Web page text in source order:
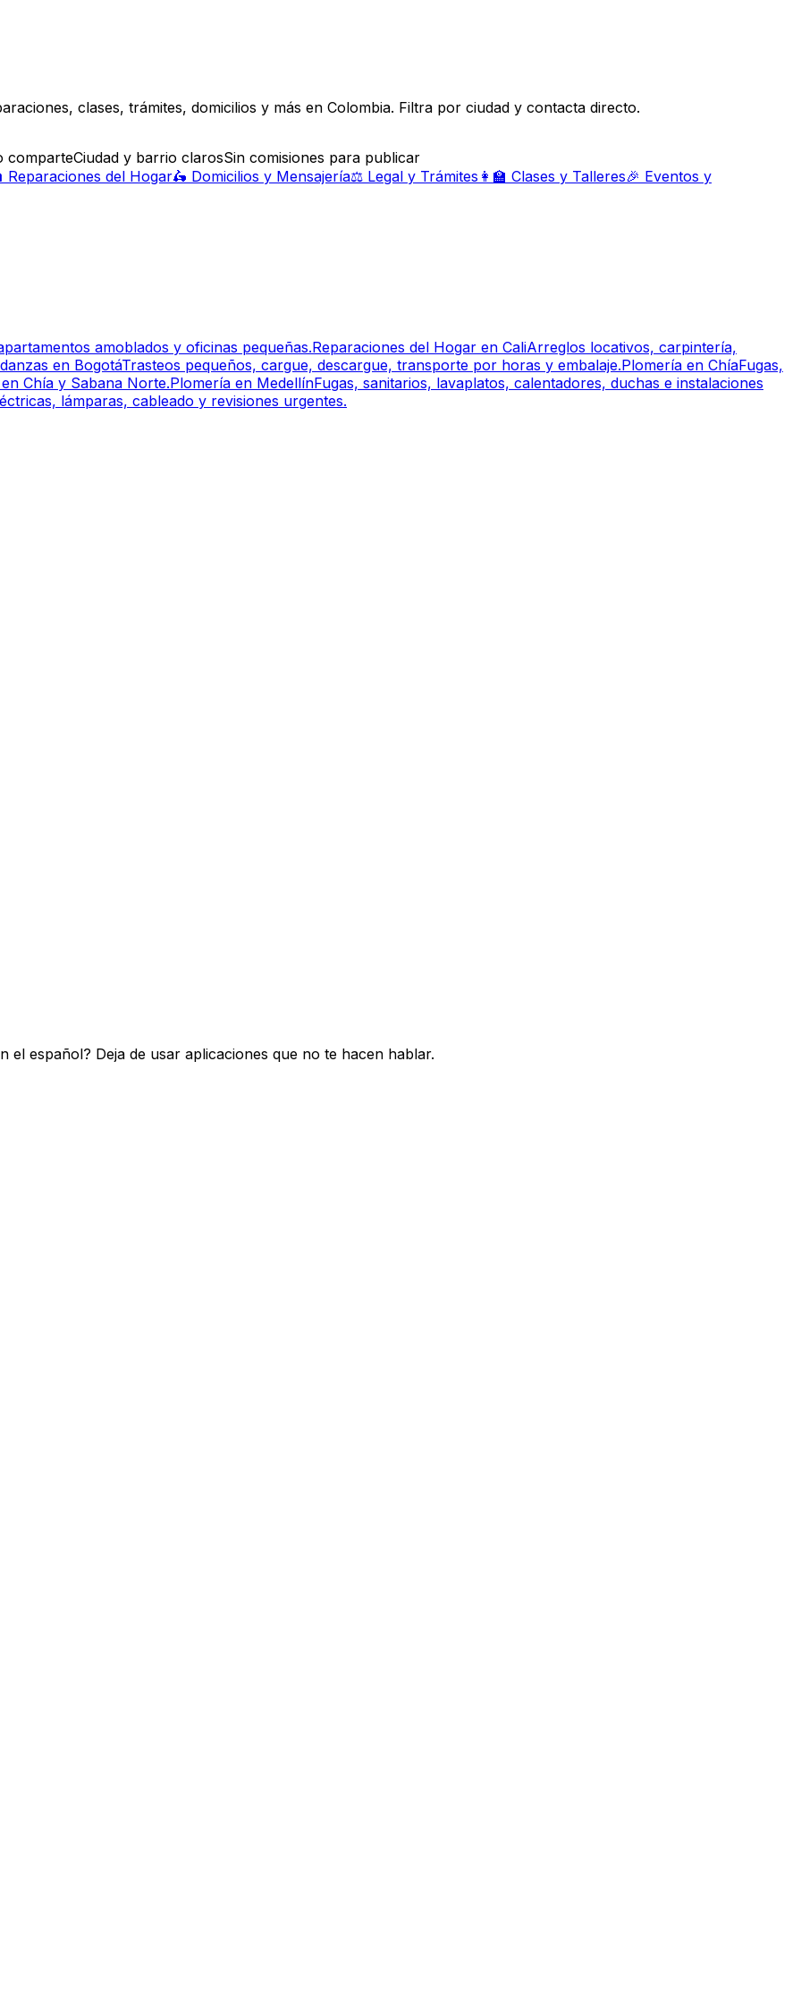
clases, trámites, domicilios y más en Colombia. Filtra por ciudad y contacta directo.
comparteCiudad y barrio clarosSin comisiones para publicar
Reparaciones del Hogar🛵 Domicilios y Mensajería⚖️ Legal y Trámites 👩‍🏫 Clases y Talleres🎉 Eventos y
amoblados y oficinas pequeñas.Reparaciones del Hogar en CaliArreglos locativos, carpintería,
en BogotáTrasteos pequeños, cargue, descargue, transporte por horas y embalaje.Plomería en ChíaFugas,
Chía y Sabana Norte.Plomería en MedellínFugas, sanitarios, lavaplatos, calentadores, duchas e instalaciones
lámparas, cableado y revisiones urgentes.
el español? Deja de usar aplicaciones que no te hacen hablar.